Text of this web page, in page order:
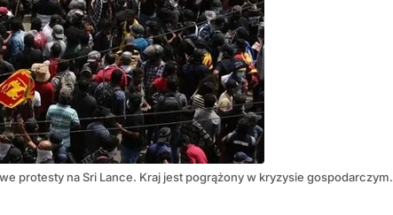
protesty na Sri Lance. Kraj jest pogrążony w kryzysie gospodarczym.